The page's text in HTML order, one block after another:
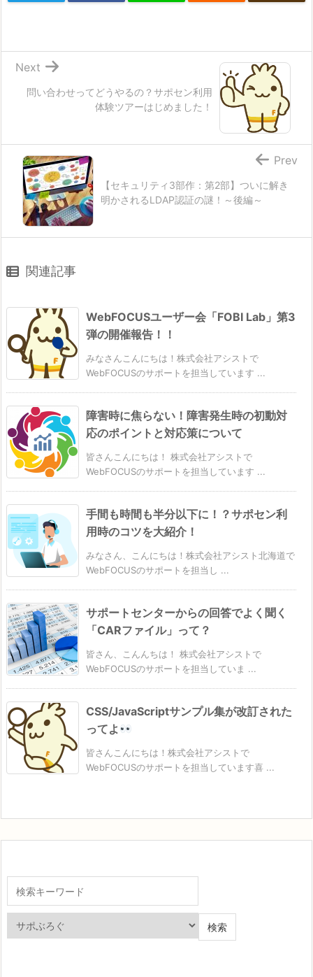
問い合わせってどうやるの？サポセン利用
体験ツアーはじめました！
Next
【セキュリティ3部作：第2部】ついに解き
明かされるLDAP認証の謎！～後編～
Prev
関連記事
WebFOCUSユーザー会「FOBI Lab」第3
弾の開催報告！！
みなさんこんにちは！株式会社アシストで
WebFOCUSのサポートを担当しています ...
障害時に焦らない！障害発生時の初動対
応のポイントと対応策について
皆さんこんにちは！ 株式会社アシストで
WebFOCUSのサポートを担当しています ...
手間も時間も半分以下に！？サポセン利
用時のコツを大紹介！
みなさん、こんにちは！株式会社アシスト北海道で
WebFOCUSのサポートを担当し ...
サポートセンターからの回答でよく聞く
「CARファイル」って？
皆さん、こんんちは！ 株式会社アシストで
WebFOCUSのサポートを担当していま ...
CSS/JavaScriptサンプル集が改訂された
ってよ
皆さんこんにちは！株式会社アシストで
WebFOCUSのサポートを担当しています喜 ...